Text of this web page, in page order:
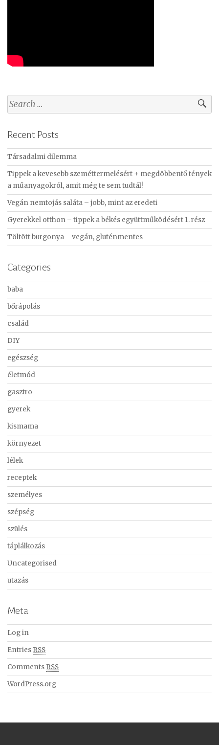
S
e
r
c
h
f
o
r
:
Recent Posts
Társadalmi dilemma
Tippek a kevesebb szeméttermelésért + megdöbbentő tények
a műanyagokról, amit még te sem tudtál!
Vegán nemtojás saláta – jobb, mint az eredeti
Gyerekkel otthon – tippek a békés együttműködésért 1. rész
Töltött burgonya – vegán, gluténmentes
Categories
baba
bőrápolás
család
DIY
egészség
életmód
gasztro
gyerek
kismama
környezet
lélek
receptek
személyes
szépség
szülés
táplálkozás
Uncategorised
utazás
Meta
Log in
Entries RSS
Comments RSS
WordPress.org